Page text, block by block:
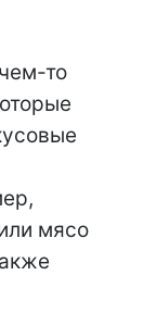
то
мясо